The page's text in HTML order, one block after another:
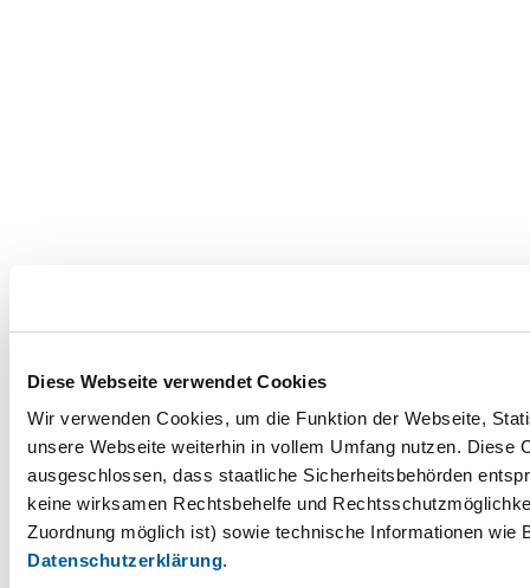
Diese Webseite verwendet Cookies
Wir verwenden Cookies, um die Funktion der Webseite,
unsere Webseite weiterhin in vollem Umfang nutzen.
ausgeschlossen, dass staatliche Sicherheitsbehörden
keine wirksamen Rechtsbehelfe und
Zuordnung möglich ist) sowie technische Informationen wie
Datenschutzerklärung.